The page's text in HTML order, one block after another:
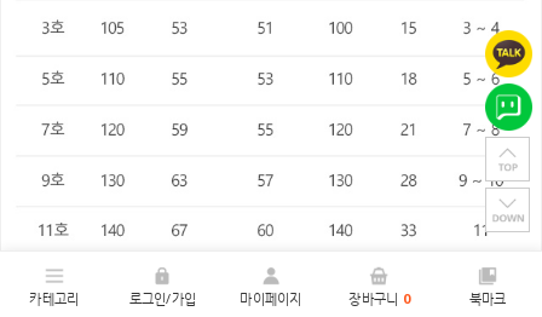
카테고리 로그인/가입 마이페이지 장바구니 0 북마크